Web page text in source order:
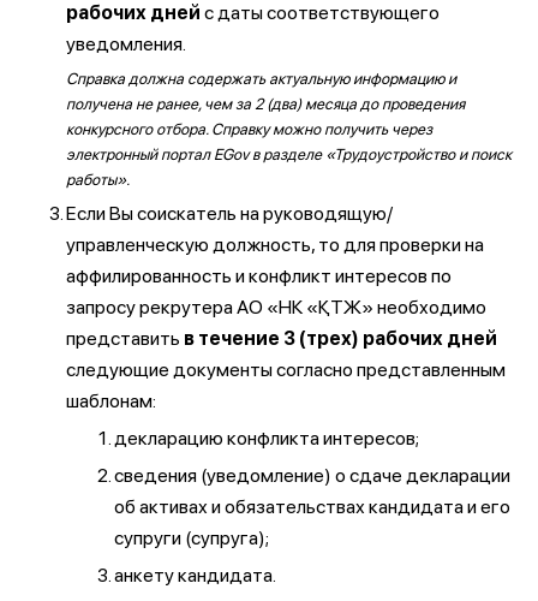
рабочих дней с даты соответствующего
уведомления.
Справка должна содержать актуальную информацию и
получена не ранее, чем за 2 (два) месяца до проведения
конкурсного отбора. Справку можно получить через
электронный портал EGov в разделе «Трудоустройство и поиск
работы».
Если Вы соискатель на руководящую/
управленческую должность, то для проверки на
аффилированность и конфликт интересов по
запросу рекрутера АО «НК «ҚТЖ» необходимо
представить в течение 3 (трех) рабочих дней
следующие документы согласно представленным
шаблонам:
декларацию конфликта интересов;
сведения (уведомление) о сдаче декларации
об активах и обязательствах кандидата и его
супруги (супруга);
анкету кандидата.